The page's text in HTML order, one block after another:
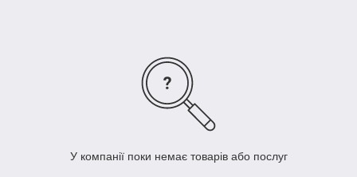
У компанії поки немає товарів або послуг